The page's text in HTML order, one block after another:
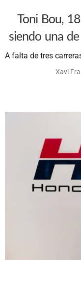
Toni Bou,
siendo una
A falta de tres
Xavi